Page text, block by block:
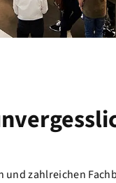
und zahlreichen